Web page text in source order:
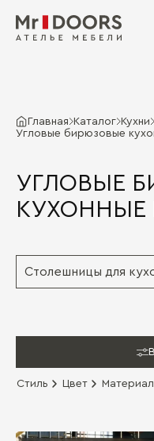
Главная Каталог Кухни
Угловые бирюзовые
УГЛОВЫЕ
КУХОННЫЕ
Столешницы для
Стиль Цвет